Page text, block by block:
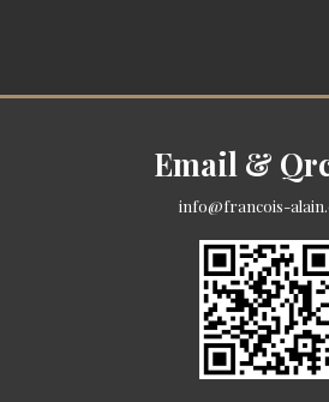
Email &
info@francois-